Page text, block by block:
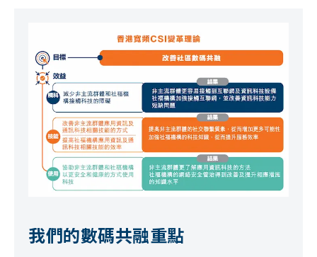
我們的數碼共融重點